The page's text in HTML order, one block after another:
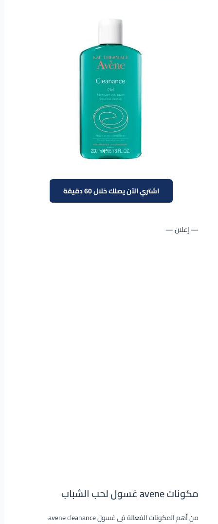
اشتري الآن يصلك خلال 60 دقيقة
— إعلان —
مكونات avene غسول لحب الشباب
من أهم المكونات الفعالة فى غسول avene cleanance